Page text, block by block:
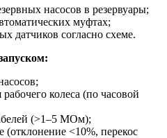
насосов в резервуары;
муфтах;
датчиков согласно схеме.
колеса (по часовой
(>1–5 МОм);
<10%, перекос